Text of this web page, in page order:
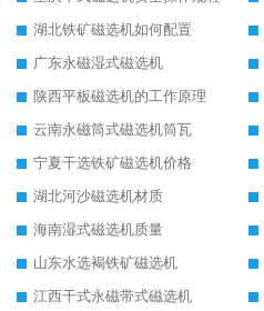
湖北铁矿磁选机如何配置
广东永磁湿式磁选机
陕西平板磁选机的工作原理
云南永磁筒式磁选机筒瓦
宁夏干选铁矿磁选机价格
湖北河沙磁选机材质
海南湿式磁选机质量
山东水选褐铁矿磁选机
江西干式永磁带式磁选机